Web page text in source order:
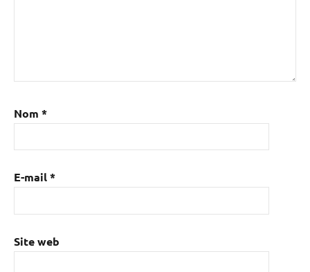
Nom *
E-mail*
Site web